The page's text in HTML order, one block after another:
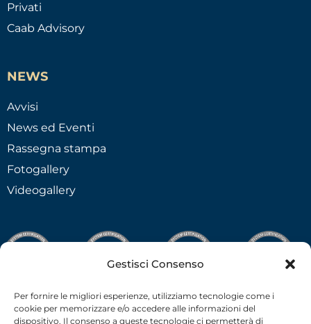
Gestisci Consenso
Per fornire le migliori esperienze, utilizziamo tecnologie come i
cookie per memorizzare e/o accedere alle informazioni del
dispositivo. Il consenso a queste tecnologie ci permetterà di
Privati
Caab Advisory
NEWS
Avvisi
News ed Eventi
Rassegna stampa
Fotogallery
Videogallery